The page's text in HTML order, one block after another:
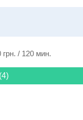
грн. / 120 мин.